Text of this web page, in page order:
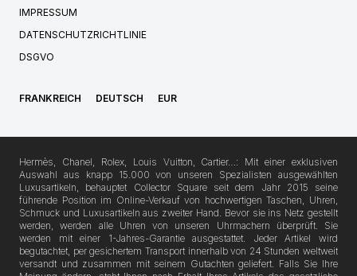
IMPRESSUM
DATENSCHUTZRICHTLINIE
DSGVO
FRANKREICH DEUTSCH EUR
Hermès, Chanel, Rolex, Louis Vuitton, Cartier…: Mit einer exklusiven
Auswahl aus knapp 15.000 von unseren Spezialisten ausgewählten
Luxusartikeln, behauptet Collector Square seit dem Jahr 2015 seine
führende Position im Online-Verkauf von hochwertigen Taschen, Uhren,
Schmuck und Luxusartikeln aus zweiter Hand. Bevor sie ins Netz gestellt
werden, werden alle Uhren von unseren Uhrmachern überprüft. Sie
werden mit einer 1-Jahres-Garantie ausgestattet. Jeder Artikel wird
begutachtet, per gesichertem Transport innerhalb von 24 Stunden weltweit
versandt und zusammen mit seinem Gutachten geliefert. Falls Sie Ihre